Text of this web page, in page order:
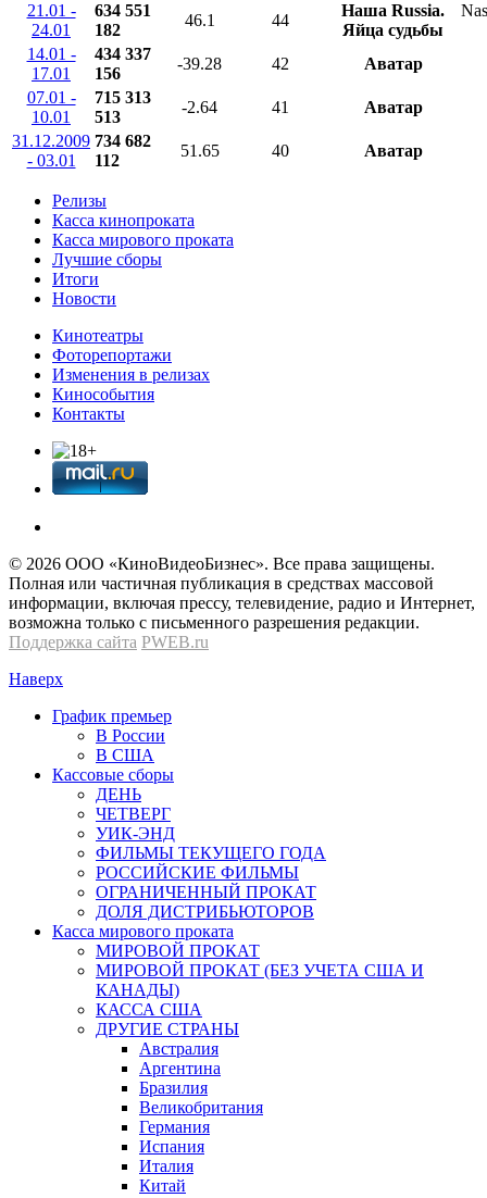
21.01 -
24.01
634 551
182
46.1 44
Наша Russia.
Яйца судьбы
14.01 -
17.01
434 337
156
-39.28 42
Аватар
07.01 -
10.01
715 313
513
-2.64 41
Аватар
31.12.2009
- 03.01
734 682
112
51.65 40 Аватар
Релизы
Касса кинопроката
Касса мирового проката
Лучшие сборы
Итоги
Новости
Кинотеатры
Фоторепортажи
Изменения в релизах
Кинособытия
Контакты
© 2026 OOО «КиноВидеоБизнес». Все права защищены.
Полная или частичная публикация в средствах массовой
информации, включая прессу, телевидение, радио и Интернет,
возможна только с письменного разрешения редакции.
Поддержка сайта PWEB.ru
Наверх
График премьер
В России
В США
Кассовые сборы
ДЕНЬ
ЧЕТВЕРГ
УИК-ЭНД
ФИЛЬМЫ ТЕКУЩЕГО ГОДА
РОССИЙСКИЕ ФИЛЬМЫ
ОГРАНИЧЕННЫЙ ПРОКАТ
ДОЛЯ ДИСТРИБЬЮТОРОВ
Касса мирового проката
МИРОВОЙ ПРОКАТ
МИРОВОЙ ПРОКАТ (БЕЗ УЧЕТА США И
КАНАДЫ)
КАССА США
ДРУГИЕ СТРАНЫ
Австралия
Аргентина
Бразилия
Великобритания
Германия
Испания
Италия
Китай